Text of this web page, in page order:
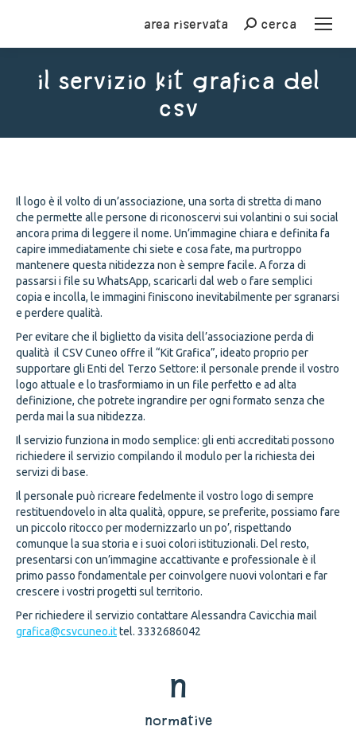
Area riservata Cercacerca
Il servizio Kit grafica del
CSV
Il logo è il volto di un’associazione, una sorta di stretta di mano
che permette alle persone di riconoscervi sui volantini o sui social
ancora prima di leggere il nome. Un’immagine chiara e definita fa
capire immediatamente chi siete e cosa fate, ma purtroppo
mantenere questa nitidezza non è sempre facile. A forza di
passarsi i file su WhatsApp, scaricarli dal web o fare semplici
copia e incolla, le immagini finiscono inevitabilmente per sgranarsi
e perdere qualità.
Per evitare che il biglietto da visita dell’associazione perda di
qualità il CSV Cuneo offre il “Kit Grafica”, ideato proprio per
supportare gli Enti del Terzo Settore: il personale prende il vostro
logo attuale e lo trasformiamo in un file perfetto e ad alta
definizione, che potrete ingrandire per ogni formato senza che
perda mai la sua nitidezza.
Il servizio funziona in modo semplice: gli enti accreditati possono
richiedere il servizio compilando il modulo per la richiesta dei
servizi di base.
Il personale può ricreare fedelmente il vostro logo di sempre
restituendovelo in alta qualità, oppure, se preferite, possiamo fare
un piccolo ritocco per modernizzarlo un po’, rispettando
comunque la sua storia e i suoi colori istituzionali. Del resto,
presentarsi con un’immagine accattivante e professionale è il
primo passo fondamentale per coinvolgere nuovi volontari e far
crescere i vostri progetti sul territorio.
Per richiedere il servizio contattare Alessandra Cavicchia mail
grafica@csvcuneo.ittel. 3332686042
n
normative